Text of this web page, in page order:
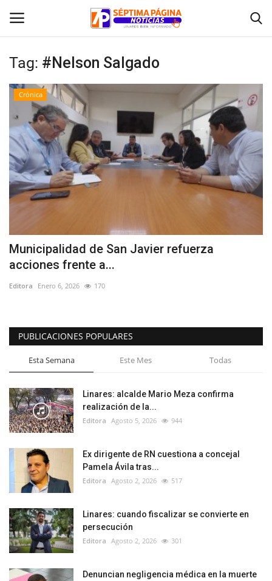
Inicio
Crónica
Policial
Tribunales
Deporte
Política
Espectáculos
Tag: #Nelson Salgado
Crónica
Municipalidad de San Javier refuerza
acciones frente a...
Editora Enero 6, 2026 170
PUBLICACIONES POPULARES
Esta Semana Este Mes Todas
Linares: alcalde Mario Meza confirma
realización de la...
Editora Agosto 5, 2026 944
Ex dirigente de RN cuestiona a concejal
Pamela Ávila tras...
Editora Agosto 2, 2026 517
Linares: cuando fiscalizar se convierte en
persecución
Editora Agosto 2, 2026 301
Denuncian negligencia médica en la muerte